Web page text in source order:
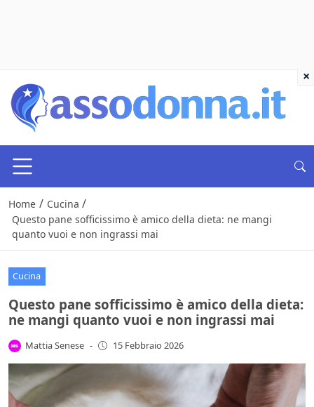
Home / Cucina /
Questo pane sofficissimo è amico della dieta: ne mangi
quanto vuoi e non ingrassi mai
Cucina
Questo pane sofficissimo è amico della dieta:
ne mangi quanto vuoi e non ingrassi mai
Mattia Senese - 15 Febbraio 2026
×